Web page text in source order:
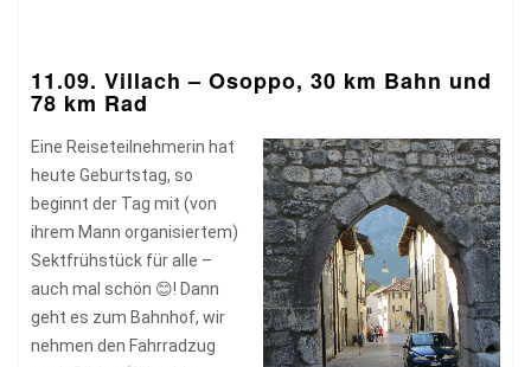
11.09. Villach – Osoppo, 30 km Bahn und
78 km Rad
Eine Reiseteilnehmerin hat
heute Geburtstag, so
beginnt der Tag mit (von
ihrem Mann organisiertem)
Sektfrühstück für alle –
auch mal schön 😊! Dann
geht es zum Bahnhof, wir
nehmen den Fahrradzug